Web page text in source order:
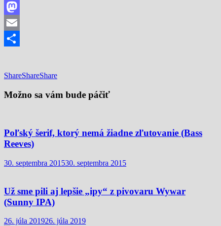
Facebook
Mastodon
Email
ShareShareShare
Možno sa vám bude páčiť
Poľský šerif, ktorý nemá žiadne zľutovanie (Bass
Reeves)
30. septembra 201530. septembra 2015
Už sme pili aj lepšie „ipy“ z pivovaru Wywar
(Sunny IPA)
26. júla 201926. júla 2019